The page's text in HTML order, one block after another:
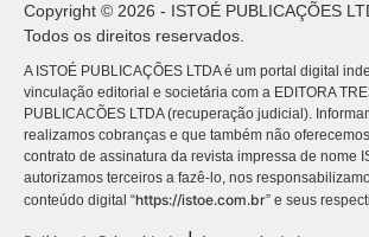
Copyright © 2026 - ISTOÉ PUBLICAÇÕES
Todos os direitos reservados.
A ISTOÉ PUBLICAÇÕES LTDA é um portal digital
vinculação editorial e societária com a EDITORA
PUBLICACÕES LTDA (recuperação judicial).
realizamos cobranças e que também não
contrato de assinatura da revista impressa de nome
autorizamos terceiros a fazê-lo, nos
conteúdo digital “https://istoe.com.br” e seus